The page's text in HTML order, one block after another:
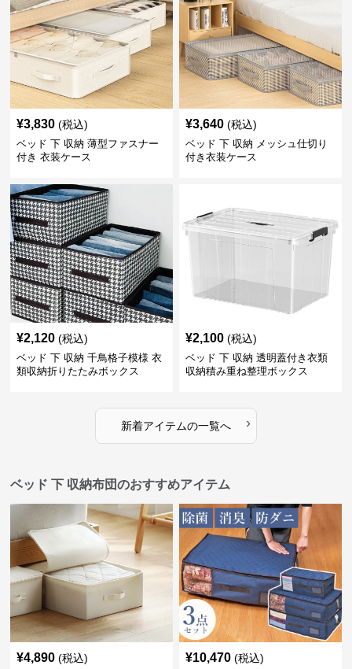
¥3,830 (税込)
ベッド 下 収納 薄型ファスナー
付き 衣装ケース
¥3,640 (税込)
ベッド 下 収納 メッシュ仕切り
付き衣装ケース
¥2,120 (税込)
ベッド 下 収納 千鳥格子模様 衣
類収納折りたたみボックス
¥2,100 (税込)
ベッド 下 収納 透明蓋付き衣類
収納積み重ね整理ボックス
新着アイテムの一覧へ ›
ベッド 下 収納布団のおすすめアイテム
¥4,890 (税込) ¥10,470 (税込)